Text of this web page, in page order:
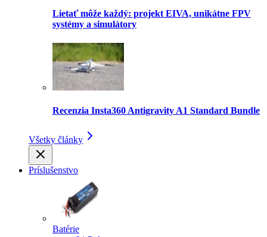
Lietať môže každý: projekt EIVA, unikátne FPV
systémy a simulátory
Recenzia Insta360 Antigravity A1 Standard Bundle
Všetky články
Príslušenstvo
Batérie